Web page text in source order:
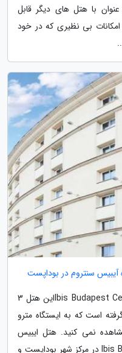
با هتل های دیگر قابل
بی نظیری که در خود
هتل ایبیس سنتروم بوداپست | Ibis Budapest Centrumاین هتل 3
است که به ایستگاه مترو
نمی کنید. هتل ایبیس
سنتروم بوداپست Ibis Budapest Centrum در مرکز شهر بوداپست و